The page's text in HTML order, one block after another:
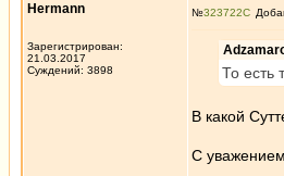
Hermann
Зарегистрирован:
21.03.2017
Суждений: 3898
№323722
То есть
В какой
С уважением.